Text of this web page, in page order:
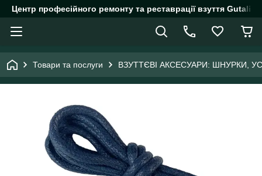
Центр професійного ремонту та реставрації взуття
Товари та послуги ВЗУТТЄВІ АКСЕСУАРИ: ШНУРКИ,